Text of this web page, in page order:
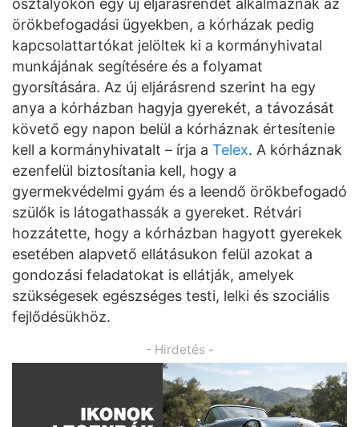
osztályokon egy új eljárásrendet alkalmaznak az
örökbefogadási ügyekben, a kórházak pedig
kapcsolattartókat jelöltek ki a kormányhivatal
munkájának segítésére és a folyamat
gyorsítására. Az új eljárásrend szerint ha egy
anya a kórházban hagyja gyerekét, a távozását
követő egy napon belül a kórháznak értesítenie
kell a kormányhivatalt – írja a Telex. A kórháznak
ezenfelül biztosítania kell, hogy a
gyermekvédelmi gyám és a leendő örökbefogadó
szülők is látogathassák a gyereket. Rétvári
hozzátette, hogy a kórházban hagyott gyerekek
esetében alapvető ellátásukon felül azokat a
gondozási feladatokat is ellátják, amelyek
szükségesek egészséges testi, lelki és szociális
fejlődésükhöz.
- Hirdetés -